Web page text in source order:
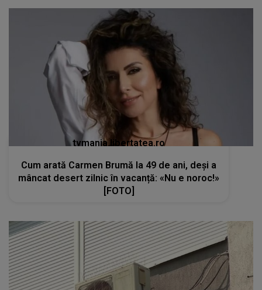
tvmania.libertatea.ro
Cum arată Carmen Brumă la 49 de ani, deși a
mâncat desert zilnic în vacanță: «Nu e noroc!»
[FOTO]